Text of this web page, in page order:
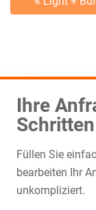
Ihre
Schritten
Füllen Sie
bearbeiten Ihr
unkompliziert.